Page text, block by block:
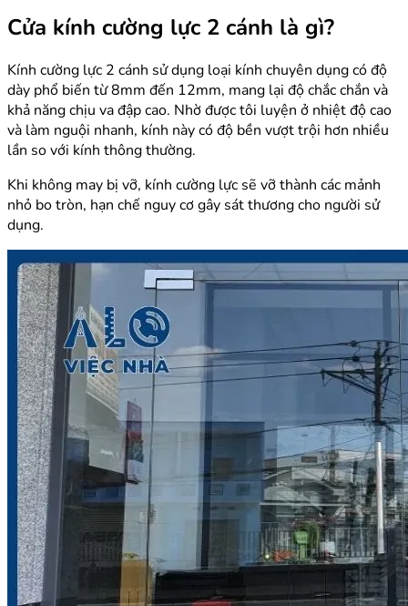
Cửa kính cường lực 2 cánh là gì?
Kính cường lực 2 cánh sử dụng loại kính chuyên dụng có độ
dày phổ biến từ 8mm đến 12mm, mang lại độ chắc chắn và
khả năng chịu va đập cao. Nhờ được tôi luyện ở nhiệt độ cao
và làm nguội nhanh, kính này có độ bền vượt trội hơn nhiều
lần so với kính thông thường.
Khi không may bị vỡ, kính cường lực sẽ vỡ thành các mảnh
nhỏ bo tròn, hạn chế nguy cơ gây sát thương cho người sử
dụng.